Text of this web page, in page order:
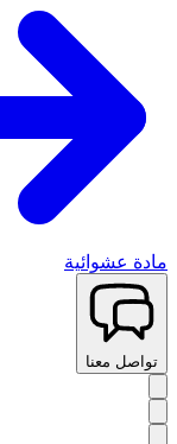
مادة عشوائية
تواصل معنا